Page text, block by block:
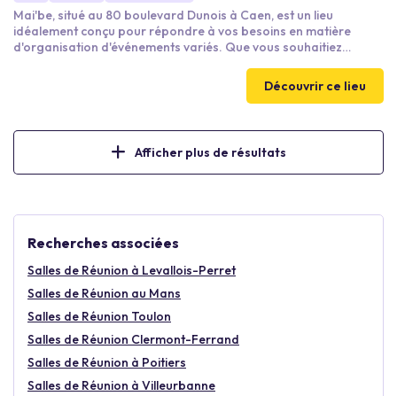
Recherches associées
Salles de Réunion à Levallois-Perret
Salles de Réunion au Mans
Salles de Réunion Toulon
Salles de Réunion Clermont-Ferrand
Salles de Réunion à Poitiers
Salles de Réunion à Villeurbanne
Mai'be, situé au 80 boulevard Dunois à Caen, est un lieu
idéalement conçu pour répondre à vos besoins en matière
d'organisation d'événements variés. Que vous souhaitiez
professionnelles, ou encore des ateliers créatifs, cette salle
polyvalente saura parfaitement s'adapter à toutes vos
Découvrir ce lieu
Afficher plus de résultats